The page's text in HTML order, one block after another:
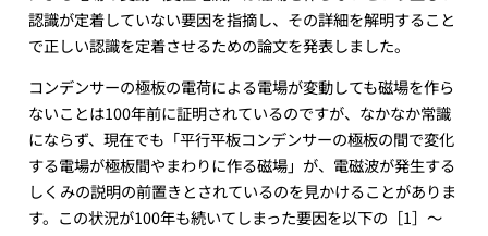
認識が定着していない要因を指摘し、その詳細を解明すること
で正しい認識を定着させるための論文を発表しました。
コンデンサーの極板の電荷による電場が変動しても磁場を作ら
ないことは100年前に証明されているのですが、なかなか常識
にならず、現在でも「平行平板コンデンサーの極板の間で変化
する電場が極板間やまわりに作る磁場」が、電磁波が発生する
しくみの説明の前置きとされているのを見かけることがありま
す。この状況が100年も続いてしまった要因を以下の［1］～